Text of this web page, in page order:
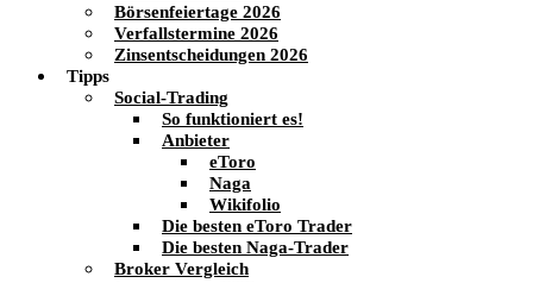
Börsenfeiertage 2026
Verfallstermine 2026
Zinsentscheidungen 2026
Tipps
Social-Trading
So funktioniert es!
Anbieter
eToro
Naga
Wikifolio
Die besten eToro Trader
Die besten Naga-Trader
Broker Vergleich